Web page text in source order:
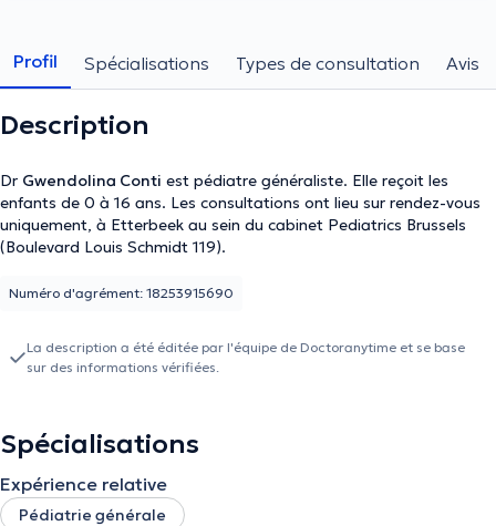
Profil Spécialisations Types de consultation Avis
Description
Dr Gwendolina Conti est pédiatre généraliste. Elle reçoit les
enfants de 0 à 16 ans. Les consultations ont lieu sur rendez-vous
uniquement, à Etterbeek au sein du cabinet Pediatrics Brussels
(Boulevard Louis Schmidt 119).
Numéro d'agrément: 18253915690
La description a été éditée par l'équipe de Doctoranytime et se base
sur des informations vérifiées.
Spécialisations
Expérience relative
Pédiatrie générale